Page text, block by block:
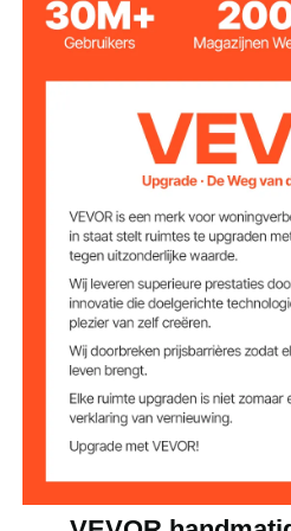
Laadvermogen 2200
breedte
2,5-8
Productgewicht 7,7 kg
Productafmetinge
11,61
x 230